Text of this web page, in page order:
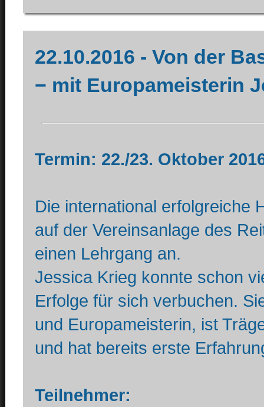
22.10.2016 - Von der
− mit Europameisterin
Termin: 22./23. Oktober
Die international erfolgreiche
auf der Vereinsanlage des
einen Lehrgang an.
Jessica Krieg konnte schon
Erfolge für sich verbuchen.
und Europameisterin, ist
und hat bereits erste
Teilnehmer: